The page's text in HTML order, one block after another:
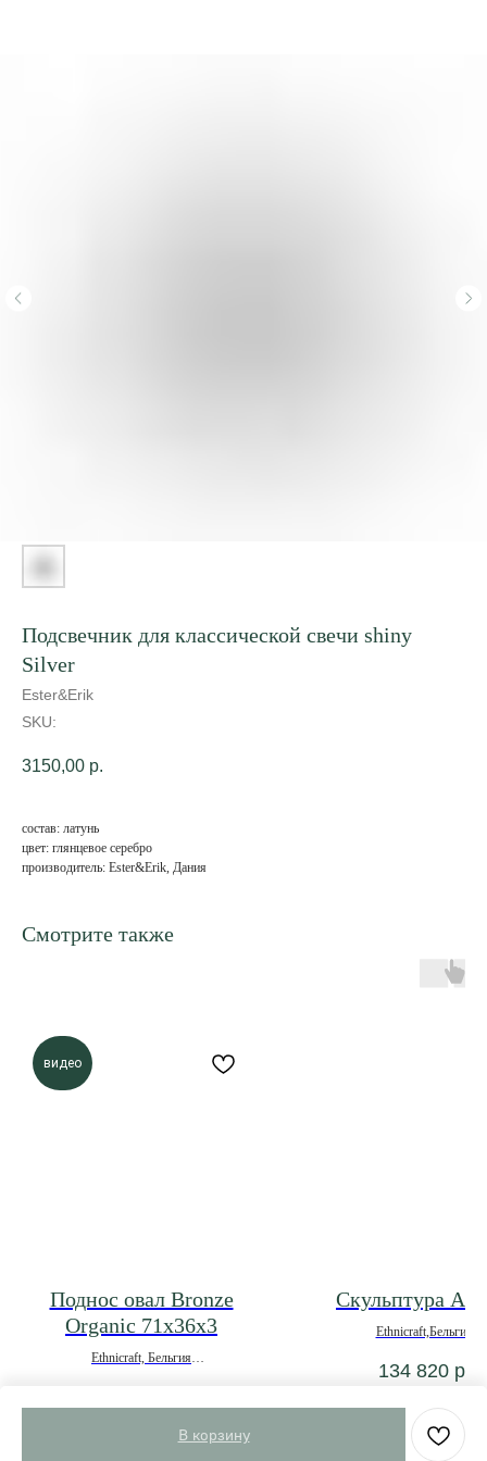
Подсвечник для классической свечи shiny
Silver
Ester&Erik
SKU:
3150,00 р.
В корзину
состав: латунь
цвет: глянцевое серебро
производитель: Ester&Erik, Дания
Смотрите также
видео
Поднос овал Bronze
Organic 71х36х3
Ethnicraft, Бельгия
Скульптура
Ethnicraft,Бельгия
134 820 р.